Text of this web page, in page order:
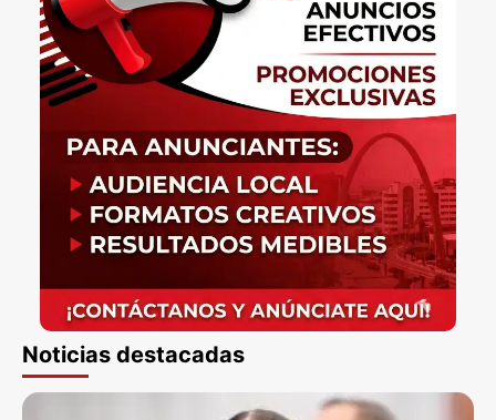
Noticias destacadas